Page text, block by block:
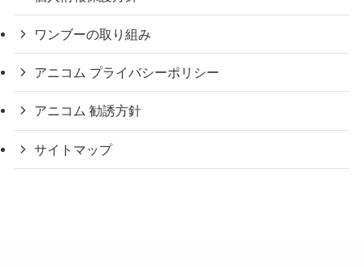
ワンブーの取り組み
アニコム プライバシーポリシー
アニコム 勧誘方針
サイトマップ